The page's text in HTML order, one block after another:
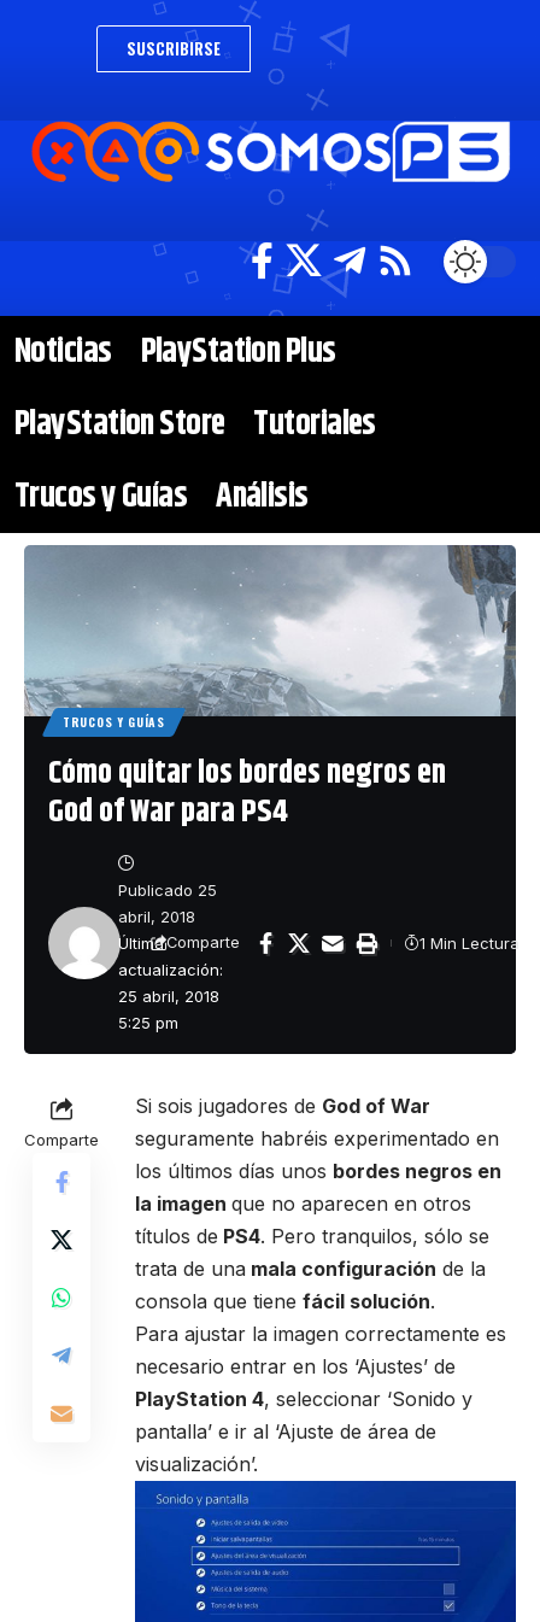
SUSCRIBIRSE
Noticias
PlayStation Plus
PlayStation Store Tutoriales
Trucos y Guías Análisis
TRUCOS Y GUÍAS
Cómo quitar los bordes negros en
God of War para PS4
Última
actualización:
25 abril, 2018
5:25 pm
Publicado 25
abril, 2018
Comparte 1 Min Lectura
Comparte
Si sois jugadores de God of War
seguramente habréis experimentado en
los últimos días unos bordes negros en
la imagen que no aparecen en otros
títulos de PS4. Pero tranquilos, sólo se
trata de una mala configuración de la
consola que tiene fácil solución.
Para ajustar la imagen correctamente es
necesario entrar en los ‘Ajustes’ de
PlayStation 4, seleccionar ‘Sonido y
pantalla’ e ir al ‘Ajuste de área de
visualización’.